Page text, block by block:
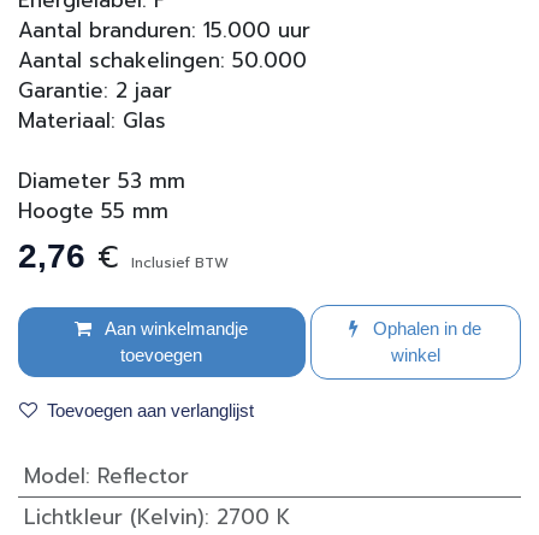
Aantal branduren: 15.000 uur
Aantal schakelingen: 50.000
Garantie: 2 jaar
Materiaal: Glas
Diameter 53 mm
Hoogte 55 mm
2,76 € Inclusief BTW
Aan winkelmandje
toevoegen
Ophalen in de
winkel
Toevoegen aan verlanglijst
Model: Reflector
Lichtkleur (Kelvin): 2700 K